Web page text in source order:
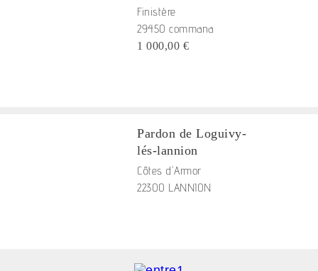
Finistère
29450 commana
1 000,00 €
Pardon de Loguivy-
lés-lannion
Côtes d'Armor
22300 LANNION